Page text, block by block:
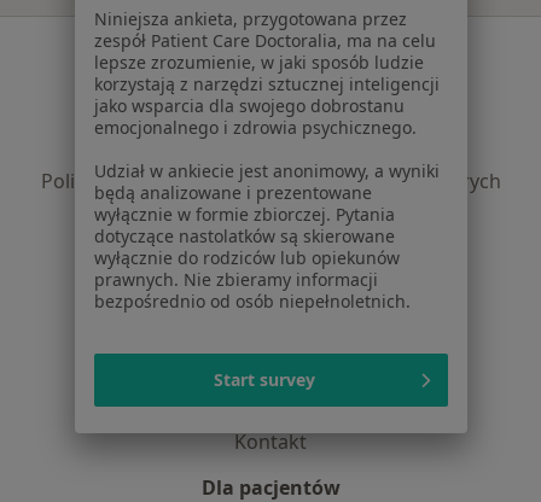
Serwis
Regulamin
Polityka prywatności pacjentów
Polityka prywatności dla profesjonalistów, których
dane pozyskaliśmy samodzielnie
Polityka cookies
Jak działają wyniki wyszukiwania
Dostępność
Praca Rekrutujemy!
Partnerzy
Centrum prasowe
Kontakt
Dla pacjentów
Niniejsza ankieta, przygotowana przez
zespół Patient Care Doctoralia, ma na celu
lepsze zrozumienie, w jaki sposób ludzie
korzystają z narzędzi sztucznej inteligencji
jako wsparcia dla swojego dobrostanu
emocjonalnego i zdrowia psychicznego.
Udział w ankiecie jest anonimowy, a wyniki
będą analizowane i prezentowane
wyłącznie w formie zbiorczej. Pytania
dotyczące nastolatków są skierowane
wyłącznie do rodziców lub opiekunów
prawnych. Nie zbieramy informacji
bezpośrednio od osób niepełnoletnich.
Start survey